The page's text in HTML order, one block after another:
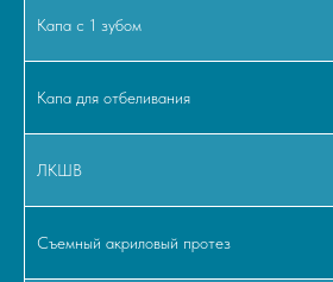
ЗАПИСАТЬСЯ
Капа с 1 зубом
Капа для отбеливания
ЛКШВ
Съемный акриловый протез